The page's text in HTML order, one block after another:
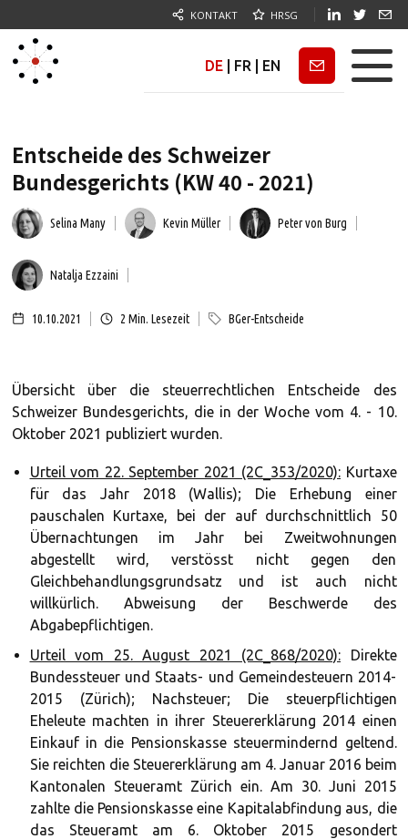
KONTAKT HRSG
DE FR EN Newsletter
Entscheide des Schweizer
Bundesgerichts (KW 40 - 2021)
Selina Many Kevin Müller Peter von Burg
Natalja Ezzaini
10.10.2021 2 Min. Lesezeit BGer-Entscheide
Übersicht über die steuerrechtlichen Entscheide des
Schweizer Bundesgerichts, die in der Woche vom 4. - 10.
Oktober 2021 publiziert wurden.
Urteil vom 22. September 2021 (2C_353/2020): Kurtaxe
für das Jahr 2018 (Wallis); Die Erhebung einer
pauschalen Kurtaxe, bei der auf durchschnittlich 50
Übernachtungen im Jahr bei Zweitwohnungen
abgestellt wird, verstösst nicht gegen den
Gleichbehandlungsgrundsatz und ist auch nicht
willkürlich. Abweisung der Beschwerde des
Abgabepflichtigen.
Urteil vom 25. August 2021 (2C_868/2020): Direkte
Bundessteuer und Staats- und Gemeindesteuern 2014-
2015 (Zürich); Nachsteuer; Die steuerpflichtigen
Eheleute machten in ihrer Steuererklärung 2014 einen
Einkauf in die Pensionskasse steuermindernd geltend.
Sie reichten die Steuererklärung am 4. Januar 2016 beim
Kantonalen Steueramt Zürich ein. Am 30. Juni 2015
zahlte die Pensionskasse eine Kapitalabfindung aus, die
das Steueramt am 6. Oktober 2015 gesondert